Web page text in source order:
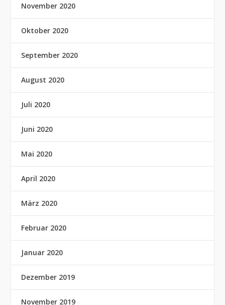
November 2020
Oktober 2020
September 2020
August 2020
Juli 2020
Juni 2020
Mai 2020
April 2020
März 2020
Februar 2020
Januar 2020
Dezember 2019
November 2019